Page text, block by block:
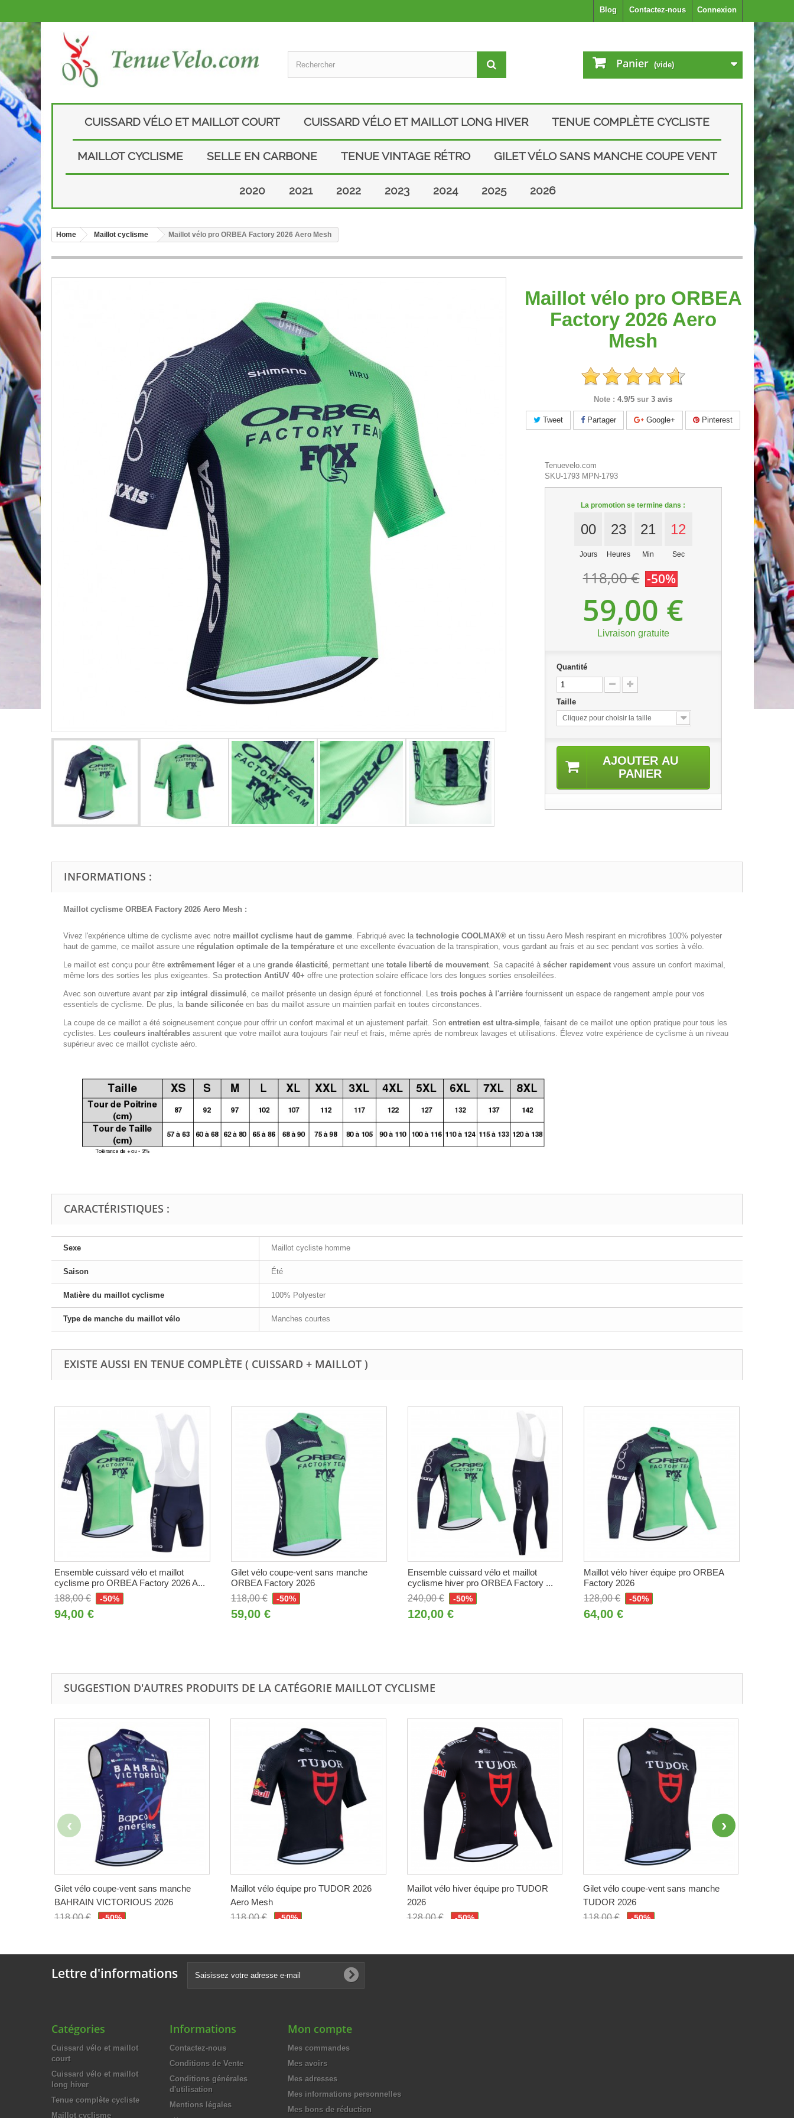
Connexion
Contactez-nous
Blog
Panier (vide)
CUISSARD VÉLO ET MAILLOT COURT CUISSARD VÉLO ET MAILLOT LONG HIVER TENUE COMPLÈTE CYCLISTE
MAILLOT CYCLISME SELLE EN CARBONE TENUE VINTAGE RÉTRO GILET VÉLO SANS MANCHE COUPE VENT
2020 2021 2022 2023 2024 2025 2026
Home Maillot cyclisme Maillot vélo pro ORBEA Factory 2026 Aero Mesh
Maillot vélo pro ORBEA
Factory 2026 Aero
Mesh
Note : 4.9/5sur3 avis
Tweet Partager Google+ Pinterest
Tenuevelo.com
SKU-1793 MPN-1793
La promotion se termine dans :
00
Jours
23
Heures
21
Min
11
Sec
118,00 € -50%
59,00 €
Livraison gratuite
Quantité
Taille
Cliquez pour choisir la taille
AJOUTER AU
PANIER
INFORMATIONS :
Maillot cyclisme ORBEA Factory 2026 Aero Mesh :
Vivez l'expérience ultime de cyclisme avec notre maillot cyclisme haut de gamme. Fabriqué avec la technologie COOLMAX® et un tissu Aero Mesh respirant en microfibres 100% polyester
haut de gamme, ce maillot assure une régulation optimale de la température et une excellente évacuation de la transpiration, vous gardant au frais et au sec pendant vos sorties à vélo.
Le maillot est conçu pour être extrêmement léger et a une grande élasticité, permettant une totale liberté de mouvement. Sa capacité à sécher rapidement vous assure un confort maximal,
même lors des sorties les plus exigeantes. Sa protection AntiUV 40+ offre une protection solaire efficace lors des longues sorties ensoleillées.
Avec son ouverture avant par zip intégral dissimulé, ce maillot présente un design épuré et fonctionnel. Les trois poches à l'arrière fournissent un espace de rangement ample pour vos
essentiels de cyclisme. De plus, la bande siliconée en bas du maillot assure un maintien parfait en toutes circonstances.
La coupe de ce maillot a été soigneusement conçue pour offrir un confort maximal et un ajustement parfait. Son entretien est ultra-simple, faisant de ce maillot une option pratique pour tous les
cyclistes. Les couleurs inaltérables assurent que votre maillot aura toujours l'air neuf et frais, même après de nombreux lavages et utilisations. Élevez votre expérience de cyclisme à un niveau
supérieur avec ce maillot cycliste aéro.
CARACTÉRISTIQUES :
Sexe Maillot cycliste homme
Saison Été
Matière du maillot cyclisme 100% Polyester
Type de manche du maillot vélo Manches courtes
EXISTE AUSSI EN TENUE COMPLÈTE ( CUISSARD + MAILLOT )
Ensemble cuissard vélo et maillot
cyclisme pro ORBEA Factory 2026 A...
188,00 €
-50%
94,00 €
Gilet vélo coupe-vent sans manche
ORBEA Factory 2026
118,00 €
-50%
59,00 €
Ensemble cuissard vélo et maillot
cyclisme hiver pro ORBEA Factory ...
240,00 €
-50%
120,00 €
Maillot vélo hiver équipe pro ORBEA
Factory 2026
128,00 €
-50%
64,00 €
SUGGESTION D'AUTRES PRODUITS DE LA CATÉGORIE MAILLOT CYCLISME
Gilet vélo coupe-vent sans manche
BAHRAIN VICTORIOUS 2026
118,00 €
-50%
Maillot vélo équipe pro TUDOR 2026
Aero Mesh
118,00 €
-50%
Maillot vélo hiver équipe pro TUDOR
2026
128,00 €
-50%
Gilet vélo coupe-vent sans manche
TUDOR 2026
118,00 €
-50%
Lettre d'informations
Catégories
Cuissard vélo et maillot
court
Cuissard vélo et maillot
long hiver
Tenue complète cycliste
Maillot cyclisme
Informations
Contactez-nous
Conditions de Vente
Conditions générales
d'utilisation
Mentions légales
Mon compte
Mes commandes
Mes avoirs
Mes adresses
Mes informations personnelles
Mes bons de réduction